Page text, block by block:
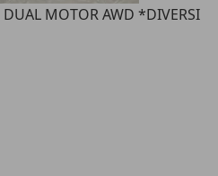
DUAL MOTOR AWD *DIVERSI